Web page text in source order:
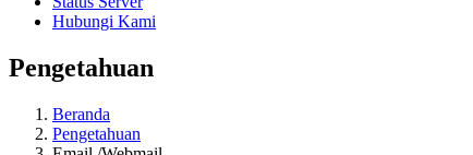
Hubungi Kami
Pengetahuan
Beranda
Pengetahuan